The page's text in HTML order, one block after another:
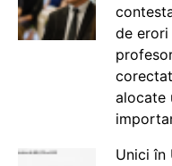
de erori
alocate
Unici în